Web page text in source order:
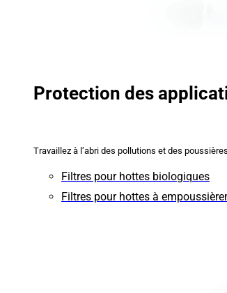
Protection des
Travaillez à l’abri des pollutions et des poussières
Filtres pour hottes biologiques
Filtres pour hottes à